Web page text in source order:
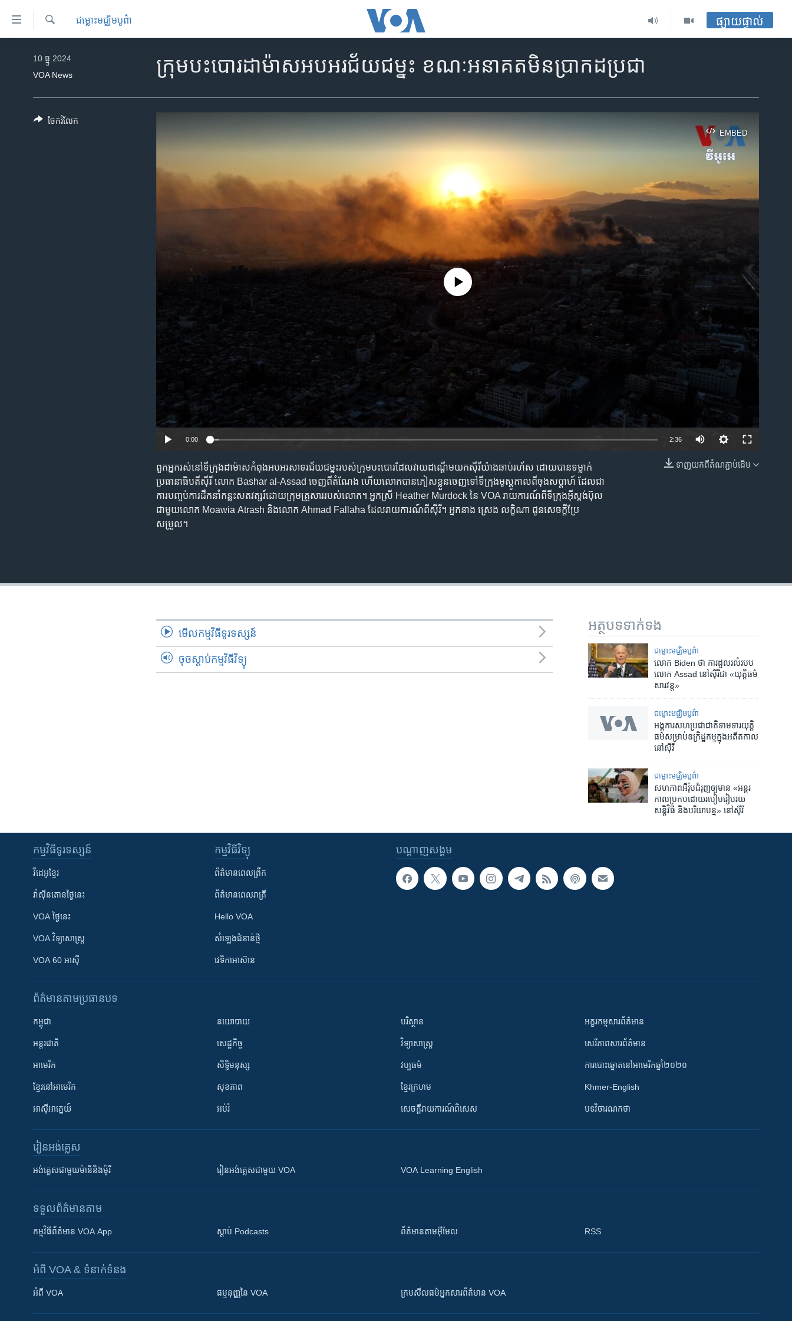
ទៅ​
ទាក់ទង
អន្តរជាតិ
អាមេរិក
រក
ជម្លោះមជ្ឈិមបូព៌ា ផ្សាយផ្ទាល់
ក្រុម​បះបោរ​ដាម៉ាស​អបអរ​ជ័យ​ជម្នះ​ ខណៈ​អនាគត​មិន​ប្រាកដ​ប្រជា
10 ធ្នូ 2024
VOA News
EMBED
EMBED
No media source currently available
0:00 2:36
ទាញ​យក​ពី​តំណភ្ជាប់​ដើម
ពួកអ្នករស់​នៅ​ទីក្រុង​ដាម៉ាស​កំពុង​អបអរ​សាទរ​ជ័យ​ជម្នះ​របស់​ក្រុម​បះបោរ​ដែល​វាយដណ្តើមយកស៊ីរី​យ៉ាង​ឆាប់រហ័ស ដោយបាន​​ទម្លាក់​
ប្រធានាធិបតីស៊ីរី ​លោក Bashar al-Assad ចេញពីតំណែង​ ហើយលោកបាន​ភៀសខ្លួនចេញទៅ​ទីក្រុង​មូស្គូ​កាលពី​ចុង​សប្តាហ៍ ដែលជា
ការបញ្ចប់​ការដឹកនាំ​​កន្លះ​សតវត្សរ៍​ដោយ​ក្រុមគ្រួសារ​របស់​លោក។ អ្នកស្រី Heather Murdock នៃ VOA រាយការណ៍​ពីទីក្រុង​អ៊ីស្តង់ប៊ុល​
ជាមួយ​លោក Moawia Atrash និង​លោក Ahmad Fallaha ដែល​រាយការណ៍​ពីស៊ីរី។ អ្នកនាង ស្រេង លក្ខិណា ជូនសេចក្តី​ប្រែ
សម្រួល។
ចែករំលែក
អត្ថបទ​ទាក់ទង
ជម្លោះមជ្ឈិមបូព៌ា
លោក Biden ថា ការ​ដួល​រលំ​របប​
លោក Assad នៅ​ស៊ីរី​ជា «យុត្តិធម៌​
សារវន្ត»
ជម្លោះមជ្ឈិមបូព៌ា
អង្គការ​សហ​ប្រជាជាតិ​ទាមទារ​យុត្តិ
ធម៌​សម្រាប់​ឧក្រិដ្ឋកម្ម​ក្នុង​អតីតកាល​
នៅ​ស៊ីរី
ជម្លោះមជ្ឈិមបូព៌ា
សហភាព​អឺរ៉ុប​ជំរុញ​ឲ្យមាន «អន្តរ
កាល​ប្រកប​ដោយ​របៀប​រៀបរយ
សន្តិវិធី និង​បរិយាបន្ន» នៅ​ស៊ីរី
មើល​កម្មវិធី​ទូរទស្សន៍
ចុចស្តាប់កម្មវិធីវិទ្យុ
បណ្តាញ​សង្គម
កម្មវិធី​ទូរទស្សន៍
វីដេអូ​ខ្មែរ
វ៉ាស៊ីនតោន​ថ្ងៃ​នេះ
VOA ថ្ងៃនេះ
VOA ​វិទ្យាសាស្ត្រ
VOA 60 អាស៊ី
កម្មវិធី​វិទ្យុ
ព័ត៌មាន​ពេល​ព្រឹក
ព័ត៌មាន​​ពេល​រាត្រី
Hello VOA
សំឡេង​ជំនាន់​ថ្មី
វេទិកា​អាស៊ាន
ព័ត៌មាន​តាមប្រធានបទ​
កម្ពុជា
អន្តរជាតិ
អាមេរិក
ខ្មែរ​នៅអាមេរិក
អាស៊ីអាគ្នេយ៍
នយោបាយ
សេដ្ឋកិច្ច
សិទ្ធិមនុស្ស
សុខភាព
អប់រំ
បរិស្ថាន
វិទ្យាសាស្រ្ត
វប្បធម៌
ខ្មែរក្រហម
សេចក្តីរាយការណ៍ពិសេស
អក្ខរកម្មសារព័ត៌មាន
សេរីភាពសារព័ត៌មាន
ការបោះឆ្នោតនៅអាមេរិកឆ្នាំ២០២០
Khmer-English
បទវិចារណកថា
រៀន​​អង់គ្លេស
អង់គ្លេស​ជាមួយ​ម៉ានី​និង​ម៉ូរី រៀន​​​​​​អង់គ្លេស​​ជាមួយ VOA VOA Learning English
ទទួល​ព័ត៌មាន​តាម
កម្មវិធី​ព័ត៌មាន VOA App ស្តាប់ Podcasts ព័ត៌មាន​តាម​អ៊ីមែល RSS
អំពី​ VOA & ទំនាក់ទំនង
អំពី​ VOA ធម្មនុញ្ញ​នៃ VOA ក្រម​​​សីលធម៌​​​អ្នក​​​សារព័ត៌មាន VOA